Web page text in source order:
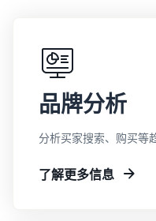
品牌分析
分析买家搜索、购买等
了解更多信息